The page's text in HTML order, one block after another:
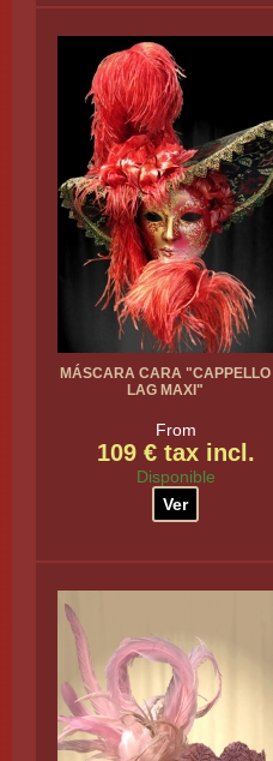
MÁSCARA CARA "CAPPELLO
LAG MAXI"
From
109 € tax incl.
Disponible
Ver